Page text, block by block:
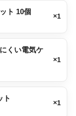
ト 10個
×1
くい電気ケ
×1
ト
×1